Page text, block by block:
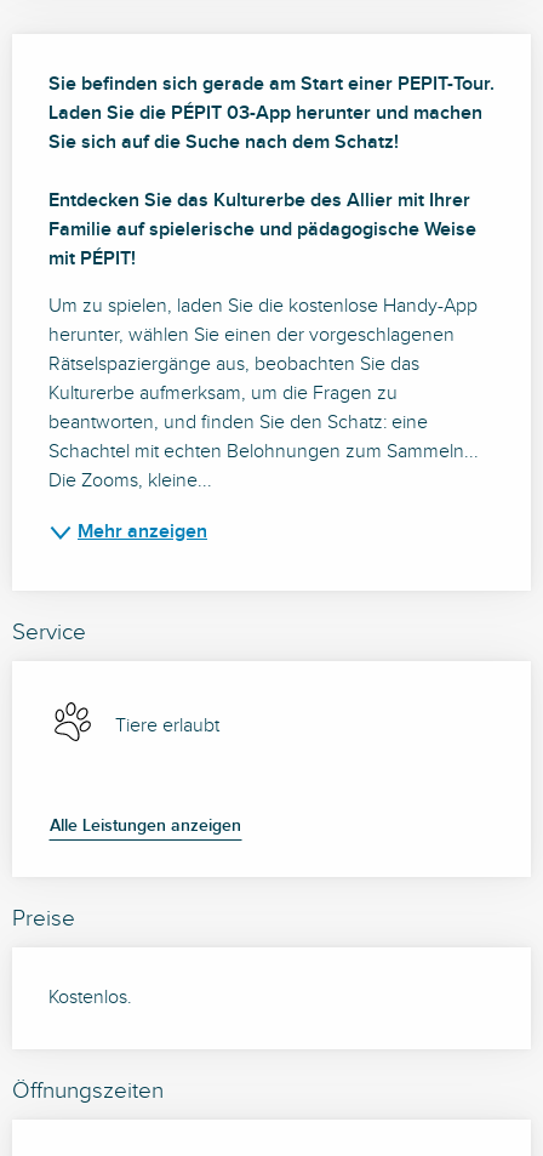
Sie befinden sich gerade am Start einer PEPIT-Tour.
Laden Sie die PÉPIT 03-App herunter und machen
Sie sich auf die Suche nach dem Schatz!
Entdecken Sie das Kulturerbe des Allier mit Ihrer
Familie auf spielerische und pädagogische Weise
mit PÉPIT!
Um zu spielen, laden Sie die kostenlose Handy-App
herunter, wählen Sie einen der vorgeschlagenen
Rätselspaziergänge aus, beobachten Sie das
Kulturerbe aufmerksam, um die Fragen zu
beantworten, und finden Sie den Schatz: eine
Schachtel mit echten Belohnungen zum Sammeln...
Die Zooms, kleine...
Mehr anzeigen
Service
Tiere erlaubt
Alle Leistungen anzeigen
Preise
Kostenlos.
Öffnungszeiten